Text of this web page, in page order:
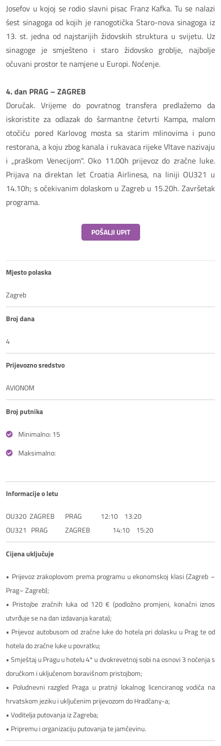
Josefov u kojoj se rodio slavni pisac Franz Kafka. Tu se nalazi
šest sinagoga od kojih je ranogotička Staro-nova sinagoga iz
13. st. jedna od najstarijih židovskih struktura u svijetu. Uz
sinagoge je smješteno i staro židovsko groblje, najbolje
očuvani prostor te namjene u Europi. Noćenje.
4. dan PRAG – ZAGREB
Doručak. Vrijeme do povratnog transfera predlažemo da
iskoristite za odlazak do šarmantne četvrti Kampa, malom
otočiću pored Karlovog mosta sa starim mlinovima i puno
restorana, a koju zbog kanala i rukavaca rijeke Vltave nazivaju
i „praškom Venecijom". Oko 11.00h prijevoz do zračne luke.
Prijava na direktan let Croatia Airlinesa, na liniji OU321 u
14.10h; s očekivanim dolaskom u Zagreb u 15.20h. Završetak
programa.
POŠALJI UPIT
Mjesto polaska
Zagreb
Broj dana
4
Prijevozno sredstvo
AVIONOM
Broj putnika
Minimalno: 15
Maksimalno:
Informacije o letu
OU320  ZAGREB	PRAG		12:10	13:20
OU321   PRAG	        ZAGREB		14:10 	15:20
Cijena uključuje
• Prijevoz zrakoplovom prema programu u ekonomskoj klasi (Zagreb –
Prag– Zagreb);
• Pristojbe zračnih luka od 120 € (podložno promjeni, konačni iznos
utvrđuje se na dan izdavanja karata);
• Prijevoz autobusom od zračne luke do hotela pri dolasku u Prag te od
hotela do zračne luke u povratku;
• Smještaj u Pragu u hotelu 4* u dvokrevetnoj sobi na osnovi 3 noćenja s
doručkom i uključenom boravišnom pristojbom;
• Poludnevni razgled Praga u pratnji lokalnog licenciranog vodiča na
hrvatskom jeziku i uključenim prijevozom do Hradčany-a;
• Voditelja putovanja iz Zagreba;
• Pripremu i organizaciju putovanja te jamčevinu.